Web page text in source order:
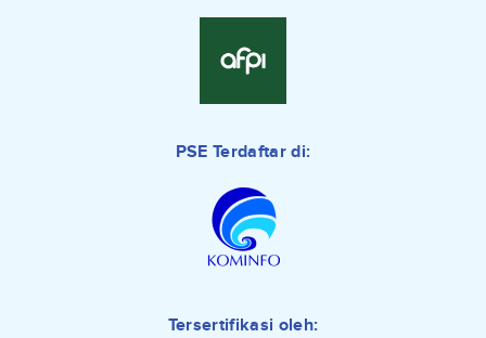
PSE Terdaftar di:
Tersertifikasi oleh: